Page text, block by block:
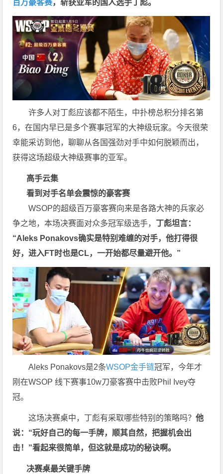
百万豪客赛，斩获亚军的国人选手丁彪。
许多人对丁彪应该都不陌生，中扑榜总积分排名第
6，在国内早已是多个赛事冠军的大神级玩家。今天很荣
幸能采访到他，聊聊从各国强劲对手中如何脱颖而出，
获得这场超级大神级赛事的亚军。
高手云集
看到对手名单会震惊的豪客赛
WSOP的超级百万豪客赛向来是各路大神的兵家必
争之地，本场决赛面对众多冠军级选手， 丁彪坦言：
“Aleks Ponakovs确实是特别难缠的对手，他打得很
好，进入FT时也是CL，一开始都尽量避开他。”
Aleks Ponakovs是2条WSOP金手链冠军，今年才
刚在WSOP 线下赛事10w刀豪客赛中击败Phil Ivey夺
冠。
这场决赛桌中，丁彪有采取哪些特别的策略吗？他
说：“玩好自己的每一手牌，顺其自然，把握机会出
击！”看起来很简单，但这就是成功的秘诀啊。
决赛桌最关键手牌